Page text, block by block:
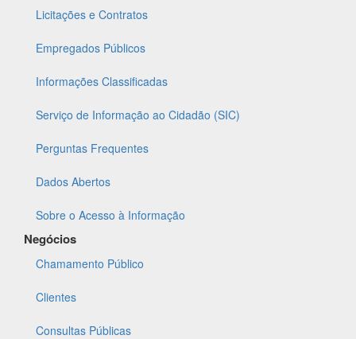
Licitações e Contratos
Empregados Públicos
Informações Classificadas
Serviço de Informação ao Cidadão (SIC)
Perguntas Frequentes
Dados Abertos
Sobre o Acesso à Informação
Negócios
Chamamento Público
Clientes
Consultas Públicas